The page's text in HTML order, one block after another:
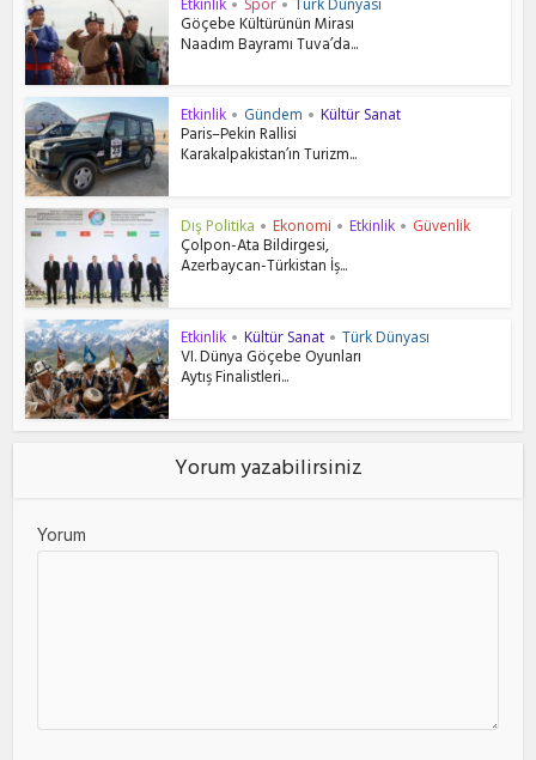
• •
Göçebe Kültürünün Mirası
Naadım Bayramı Tuva’da...
Etkinlik • Gündem • Kültür Sanat
Paris–Pekin Rallisi
Karakalpakistan’ın Turizm...
Dış Politika • Ekonomi • Etkinlik • Güvenlik
Çolpon-Ata Bildirgesi,
Azerbaycan-Türkistan İş...
Etkinlik • Kültür Sanat • Türk Dünyası
VI. Dünya Göçebe Oyunları
Aytış Finalistleri...
Yorum yazabilirsiniz
Yorum